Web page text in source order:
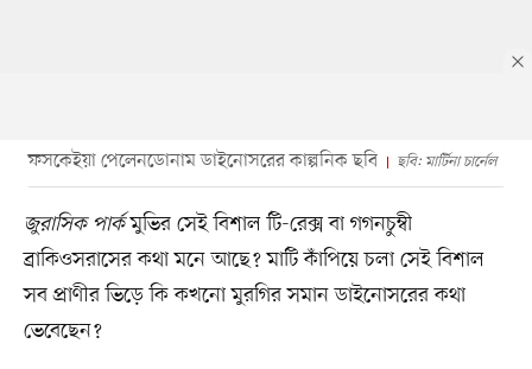
ফসকেইয়া পেলেনডোনাম ডাইনোসরের কাল্পনিক ছবি ছবি: মার্টিনা চার্নেল
জুরাসিক পার্কমুভির সেই বিশাল টি-রেক্স বা গগনচুম্বী
ব্রাকিওসরাসের কথা মনে আছে? মাটি কাঁপিয়ে চলা সেই বিশাল
সব প্রাণীর ভিড়ে কি কখনো মুরগির সমান ডাইনোসরের কথা
ভেবেছেন?